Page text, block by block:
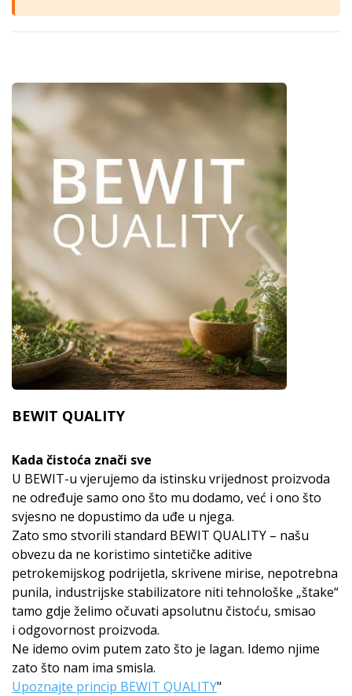
BEWIT QUALITY
Kada čistoća znači sve
U BEWIT-u vjerujemo da istinsku vrijednost proizvoda
ne određuje samo ono što mu dodamo, već i ono što
svjesno ne dopustimo da uđe u njega.
Zato smo stvorili standard BEWIT QUALITY – našu
obvezu da ne koristimo sintetičke aditive
petrokemijskog podrijetla, skrivene mirise, nepotrebna
punila, industrijske stabilizatore niti tehnološke „štake“
tamo gdje želimo očuvati apsolutnu čistoću, smisao
i odgovornost proizvoda.
Ne idemo ovim putem zato što je lagan. Idemo njime
zato što nam ima smisla.
Upoznajte princip BEWIT QUALITY"